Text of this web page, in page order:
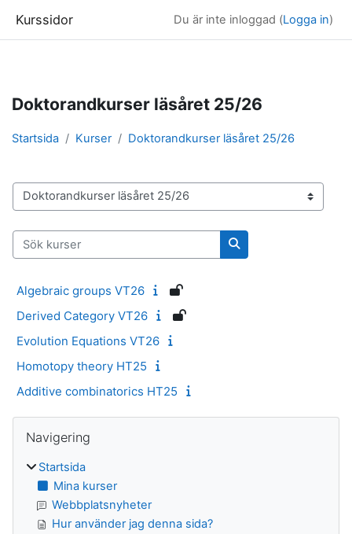
Kurssidor Du är inte inloggad (Logga in)
Doktorandkurser läsåret 25/26
Startsida Kurser Doktorandkurser läsåret 25/26
Kurskategorier
Sök kurser
Sök kurser
Algebraic groups VT26
Derived Category VT26
Evolution Equations VT26
Homotopy theory HT25
Additive combinatorics HT25
Block
Navigering
Startsida
Mina kurser
Webbplatsnyheter
Hur använder jag denna sida?